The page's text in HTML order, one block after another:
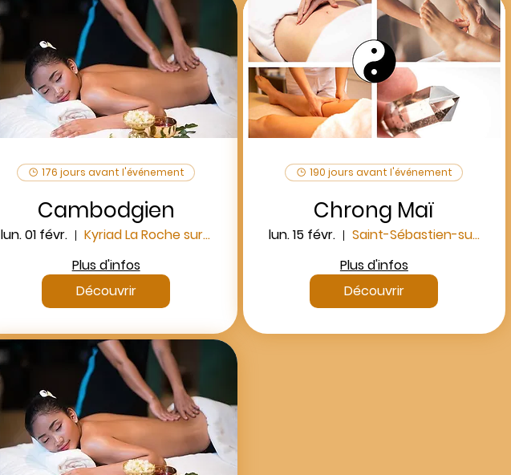
176 jours avant l'événement
Cambodgien
lun. 01 févr.
Kyriad La Roche sur Yon
Plus d'infos
Découvrir
190 jours avant l'événement
Chrong Maï
lun. 15 févr.
Saint-Sébastien-sur-Loire
Plus d'infos
Découvrir